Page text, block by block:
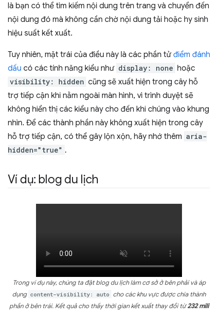
là bạn có thể tìm kiếm nội dung trên trang và chuyển đến
nội dung đó mà không cần chờ nội dung tải hoặc hy sinh
hiệu suất kết xuất.
Tuy nhiên, mặt trái của điều này là các phần tử điểm đánh
dấu có các tính năng kiểu như display: none hoặc
visibility: hidden cũng sẽ xuất hiện trong cây hỗ
trợ tiếp cận khi nằm ngoài màn hình, vì trình duyệt sẽ
không hiển thị các kiểu này cho đến khi chúng vào khung
nhìn. Để các thành phần này không xuất hiện trong cây
hỗ trợ tiếp cận, có thể gây lộn xộn, hãy nhớ thêm aria-
hidden="true" .
Ví dụ: blog du lịch
Trong ví dụ này, chúng ta đặt blog du lịch làm cơ sở ở bên phải và áp
dụng content-visibility: auto cho các khu vực được chia thành
phần ở bên trái. Kết quả cho thấy thời gian kết xuất thay đổi từ232 mili